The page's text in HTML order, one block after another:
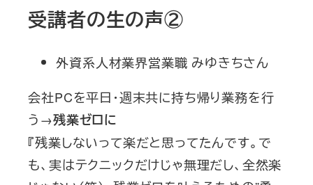
受講者の生の声②
外資系人材業界営業職 みゆきちさん
会社PCを平日・週末共に持ち帰り業務を行
う→残業ゼロに
『残業しないって楽だと思ってたんです。で
も、実はテクニックだけじゃ無理だし、全然楽